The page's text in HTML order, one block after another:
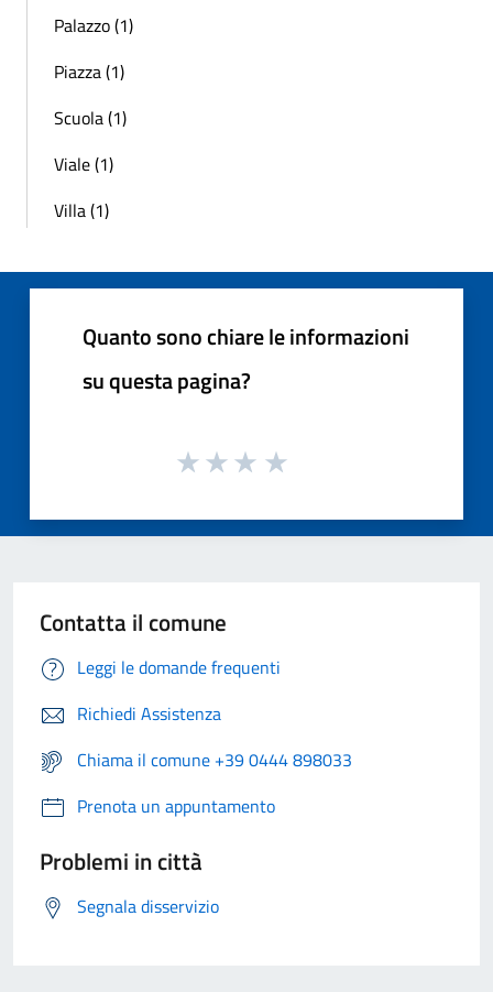
Palazzo (1)
Piazza (1)
Scuola (1)
Viale (1)
Villa (1)
Quanto sono chiare le informazioni
su questa pagina?
Contatta il comune
Leggi le domande frequenti
Richiedi Assistenza
Chiama il comune +39 0444 898033
Prenota un appuntamento
Problemi in città
Segnala disservizio